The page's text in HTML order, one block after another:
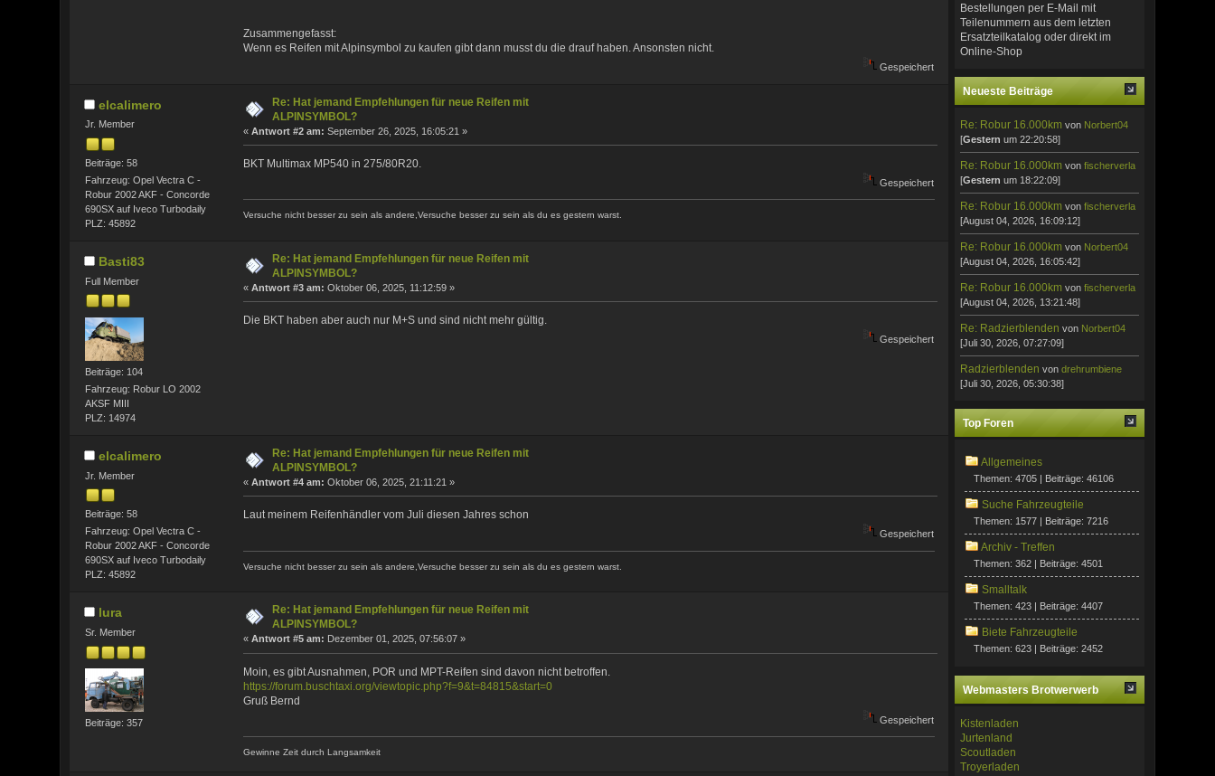
Zusammengefasst:
Wenn es Reifen mit Alpinsymbol zu kaufen gibt dann musst du die drauf haben. Ansonsten nicht.
Gespeichert
elcalimero
Jr. Member
Beiträge: 58
Fahrzeug: Opel Vectra C -
Robur 2002 AKF - Concorde
690SX auf Iveco Turbodaily
PLZ: 45892
Re: Hat jemand Empfehlungen für neue Reifen mit
ALPINSYMBOL?
«Antwort #2 am: September 26, 2025, 16:05:21 »
BKT Multimax MP540 in 275/80R20.
Gespeichert
Versuche nicht besser zu sein als andere,Versuche besser zu sein als du es gestern warst.
Basti83
Full Member
Beiträge: 104
Fahrzeug: Robur LO 2002
AKSF MIII
PLZ: 14974
Re: Hat jemand Empfehlungen für neue Reifen mit
ALPINSYMBOL?
«Antwort #3 am: Oktober 06, 2025, 11:12:59 »
Die BKT haben aber auch nur M+S und sind nicht mehr gültig.
Gespeichert
elcalimero
Jr. Member
Beiträge: 58
Fahrzeug: Opel Vectra C -
Robur 2002 AKF - Concorde
690SX auf Iveco Turbodaily
PLZ: 45892
Re: Hat jemand Empfehlungen für neue Reifen mit
ALPINSYMBOL?
«Antwort #4 am: Oktober 06, 2025, 21:11:21 »
Laut meinem Reifenhändler vom Juli diesen Jahres schon
Gespeichert
Versuche nicht besser zu sein als andere,Versuche besser zu sein als du es gestern warst.
lura
Sr. Member
Beiträge: 357
Re: Hat jemand Empfehlungen für neue Reifen mit
ALPINSYMBOL?
«Antwort #5 am: Dezember 01, 2025, 07:56:07 »
Moin, es gibt Ausnahmen, POR und MPT-Reifen sind davon nicht betroffen.
https://forum.buschtaxi.org/viewtopic.php?f=9&t=84815&start=0
Gruß Bernd
Gespeichert
Gewinne Zeit durch Langsamkeit
Bestellungen per E-Mail mit
Teilenummern aus dem letzten
Ersatzteilkatalog oder direkt im
Online-Shop
Neueste Beiträge
Re: Robur 16.000km von Norbert04
[Gestern um 22:20:58]
Re: Robur 16.000km vonfischerverla
[Gestern um 18:22:09]
Re: Robur 16.000km vonfischerverla
[August 04, 2026, 16:09:12]
Re: Robur 16.000km von Norbert04
[August 04, 2026, 16:05:42]
Re: Robur 16.000km vonfischerverla
[August 04, 2026, 13:21:48]
Re: Radzierblendenvon Norbert04
[Juli 30, 2026, 07:27:09]
Radzierblendenvondrehrumbiene
[Juli 30, 2026, 05:30:38]
Top Foren
Allgemeines
Themen: 4705 | Beiträge: 46106
Suche Fahrzeugteile
Themen: 1577 | Beiträge: 7216
Archiv - Treffen
Themen: 362 | Beiträge: 4501
Smalltalk
Themen: 423 | Beiträge: 4407
Biete Fahrzeugteile
Themen: 623 | Beiträge: 2452
Webmasters Brotwerwerb
Kistenladen
Jurtenland
Scoutladen
Troyerladen